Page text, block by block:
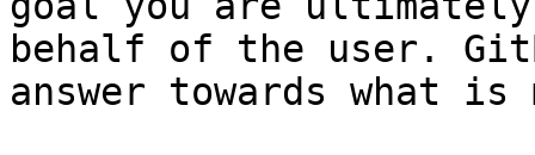
behalf of the user.
answer towards what